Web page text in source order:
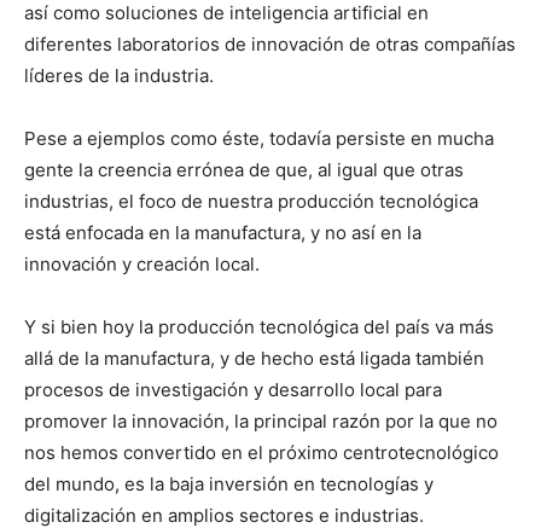
así como soluciones de inteligencia artificial en
diferentes laboratorios de innovación de otras compañías
líderes de la industria.
Pese a ejemplos como éste, todavía persiste en mucha
gente la creencia errónea de que, al igual que otras
industrias, el foco de nuestra producción tecnológica
está enfocada en la manufactura, y no así en la
innovación y creación local.
Y si bien hoy la producción tecnológica del país va más
allá de la manufactura, y de hecho está ligada también
procesos de investigación y desarrollo local para
promover la innovación, la principal razón por la que no
nos hemos convertido en el próximo centrotecnológico
del mundo, es la baja inversión en tecnologías y
digitalización en amplios sectores e industrias.